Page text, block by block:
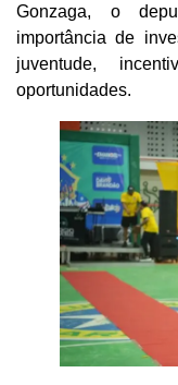
Gonzaga, o
importância de
juventude,
oportunidades.